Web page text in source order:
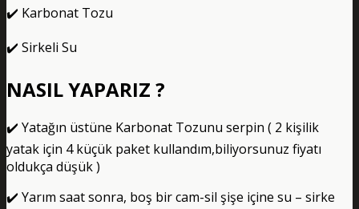
✔️ Karbonat Tozu
✔️ Sirkeli Su
NASIL YAPARIZ ?
✔️ Yatağın üstüne Karbonat Tozunu serpin ( 2 kişilik
yatak için 4 küçük paket kullandım,biliyorsunuz fiyatı
oldukça düşük )
✔️ Yarım saat sonra, boş bir cam-sil şişe içine su – sirke